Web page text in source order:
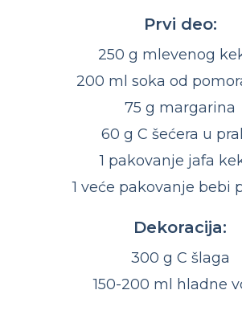
Prvi deo:
250 g mlevenog
200 ml soka od
75 g margarina
60 g C šećera u
1 pakovanje jafa
1 veće pakovanje bebi
Dekoracija:
300 g C šlaga
150-200 ml hladne